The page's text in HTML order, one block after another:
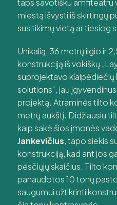
taps savotišku amfiteatru
miestą išvysti iš skirtingų
susitikimų vietą ar tiesiog
Unikalią, 36 metrų ilgio ir
konstrukciją iš vokiškų
suprojektavo
solutions“, jau
projektą. Atraminės tilto
metrų aukštį. Didžiausiu
kaip sakė šios įmonės
Jankevičius, tapo siekis
konstrukciją, kad ant jos
pėsčiųjų skaičius. Tilto
panaudotos 10 tonų
saugumui užtikrinti